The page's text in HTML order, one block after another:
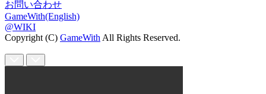
お問い合わせ
GameWith(English)
@WIKI
Copyright (C) GameWith All Rights Reserved.